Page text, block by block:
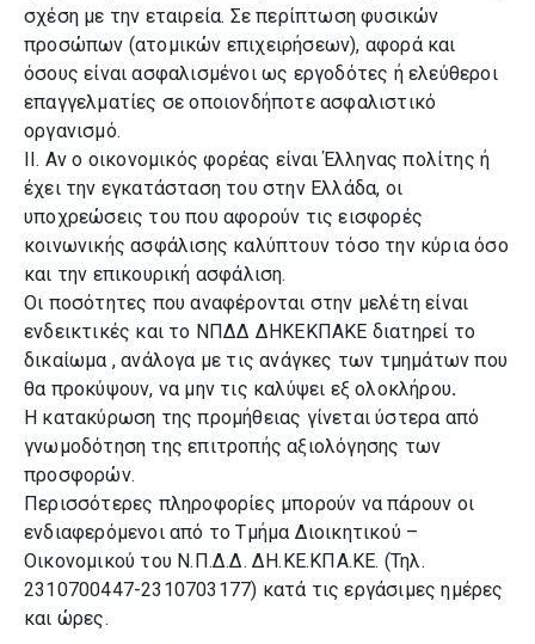
σχέση με την εταιρεία. Σε περίπτωση φυσικών
προσώπων (ατομικών επιχειρήσεων), αφορά και
όσους είναι ασφαλισμένοι ως εργοδότες ή ελεύθεροι
επαγγελματίες σε οποιονδήποτε ασφαλιστικό
οργανισμό.
II. Αν ο οικονομικός φορέας είναι Έλληνας πολίτης ή
έχει την εγκατάσταση του στην Ελλάδα, οι
υποχρεώσεις του που αφορούν τις εισφορές
κοινωνικής ασφάλισης καλύπτουν τόσο την κύρια όσο
και την επικουρική ασφάλιση.
Οι ποσότητες που αναφέρονται στην μελέτη είναι
ενδεικτικές και το ΝΠΔΔ ΔΗΚΕΚΠΑΚΕ διατηρεί το
δικαίωμα , ανάλογα με τις ανάγκες των τμημάτων που
θα προκύψουν, να μην τις καλύψει εξ ολοκλήρου.
Η κατακύρωση της προμήθειας γίνεται ύστερα από
γνωμοδότηση της επιτροπής αξιολόγησης των
προσφορών.
Περισσότερες πληροφορίες μπορούν να πάρουν οι
ενδιαφερόμενοι από το Τμήμα Διοικητικού –
Οικονομικού του Ν.Π.Δ.Δ. ΔΗ.ΚΕ.ΚΠΑ.ΚΕ. (Τηλ.
2310700447-2310703177) κατά τις εργάσιμες ημέρες
και ώρες.